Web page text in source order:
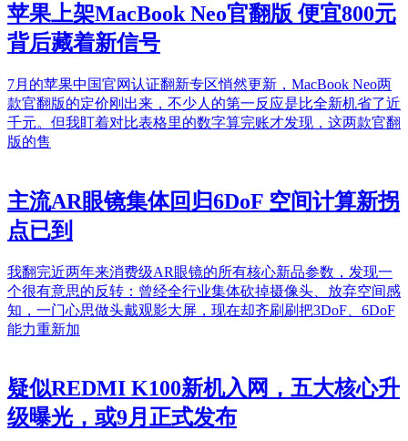
苹果上架MacBook Neo官翻版 便宜800元
背后藏着新信号
7月的苹果中国官网认证翻新专区悄然更新，MacBook Neo两
款官翻版的定价刚出来，不少人的第一反应是比全新机省了近
千元。但我盯着对比表格里的数字算完账才发现，这两款官翻
版的售
主流AR眼镜集体回归6DoF 空间计算新拐
点已到
我翻完近两年来消费级AR眼镜的所有核心新品参数，发现一
个很有意思的反转：曾经全行业集体砍掉摄像头、放弃空间感
知，一门心思做头戴观影大屏，现在却齐刷刷把3DoF、6DoF
能力重新加
疑似REDMI K100新机入网，五大核心升
级曝光，或9月正式发布